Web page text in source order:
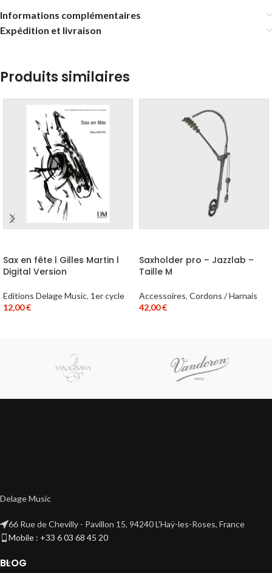
Informations complémentaires
Expédition et livraison
Produits similaires
Sax en fête l Gilles Martin l
Digital Version
Editions Delage Music, 1er cycle
12,00€
Saxholder pro – Jazzlab –
Taille M
Accessoires, Cordons / Harnais
42,00€
Delage Music
66 Rue de Chevilly - Pavillon 15, 94240 L'Haÿ-les-Roses, France
Mobile : +33 6 03 68 45 20
BLOG